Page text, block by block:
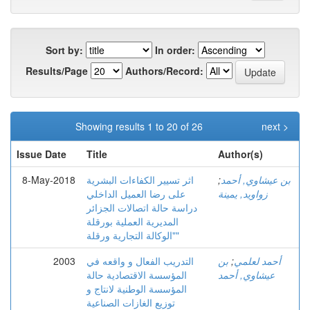
Sort by:
In order:
Results/Page
Authors/Record:
Showing results 1 to 20 of 26
next >
Issue Date
Title
Author(s)
8-May-2018
اثر تسيير الكفاءات البشرية
على رضا العميل الداخلي
دراسة حالة اتصالات الجزائر
المديرية العملية بورقلة
"الوكالة التجارية ورقلة"
بن عيشاوي, أحمد;
زواويد, يمينة
2003
التدريب الفعال و واقعه في
المؤسسة الاقتصادية حالة
المؤسسة الوطنية لانتاج و
توزيع الغازات الصناعية
أحمد لعلمي; بن
عيشاوي, أحمد